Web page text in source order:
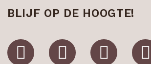
BLIJF OP DE HOOGTE!